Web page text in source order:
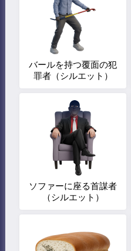
バールを持つ覆面の犯
罪者（シルエット）
ソファーに座る首謀者
（シルエット）